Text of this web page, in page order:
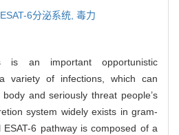
ESAT-6分泌系统, 毒力
is an important opportunistic
variety of infections, which can
and seriously threat people’s
system widely exists in gram-
ESAT-6 pathway is composed of a